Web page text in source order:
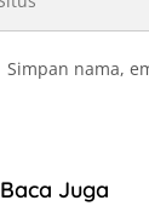
Simpan nama,
Baca Juga